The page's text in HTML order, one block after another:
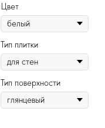
Цвет
Тип плитки
Тип поверхности